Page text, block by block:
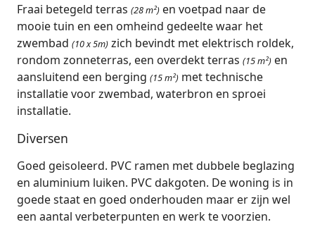
Fraai betegeld terras (28 m²) en voetpad naar de
mooie tuin en een omheind gedeelte waar het
zwembad (10 x 5m) zich bevindt met elektrisch roldek,
rondom zonneterras, een overdekt terras (15 m²) en
aansluitend een berging (15 m²) met technische
installatie voor zwembad, waterbron en sproei
installatie.
Diversen
Goed geisoleerd. PVC ramen met dubbele beglazing
en aluminium luiken. PVC dakgoten. De woning is in
goede staat en goed onderhouden maar er zijn wel
een aantal verbeterpunten en werk te voorzien.